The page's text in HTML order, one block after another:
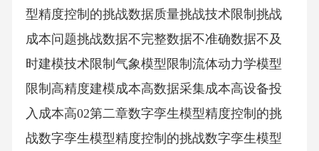
型精度控制的挑战数据质量挑战技术限制挑战
成本问题挑战数据不完整数据不准确数据不及
时建模技术限制气象模型限制流体动力学模型
限制高精度建模成本高数据采集成本高设备投
入成本高02第二章数字孪生模型精度控制的挑
战数字孪生模型精度控制的挑战数字孪生模型